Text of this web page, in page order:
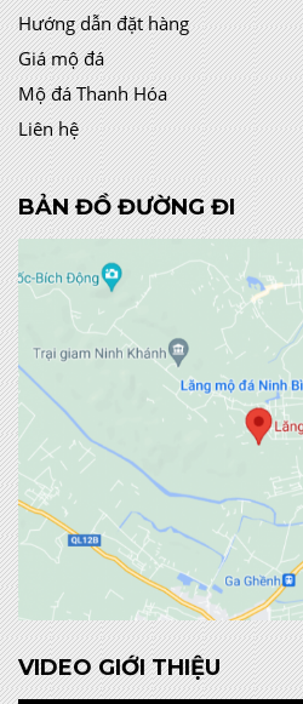
Hướng dẫn đặt hàng
Giá mộ đá
Mộ đá Thanh Hóa
Liên hệ
BẢN ĐỒ ĐƯỜNG ĐI
VIDEO GIỚI THIỆU